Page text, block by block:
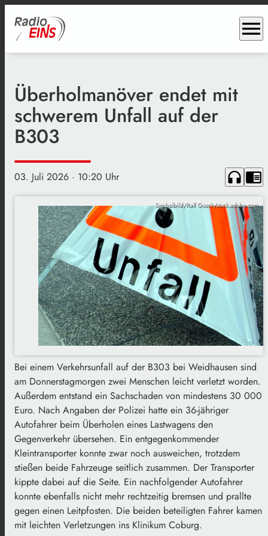
menu
Überholmanöver endet mit
schwerem Unfall auf der
B303
03. Juli 2026 · 10:20 Uhr headphones chrome_reader_mode
Symbolbild/Ralf Gosch/stock.adobe.com
Bei einem Verkehrsunfall auf der B303 bei Weidhausen sind
am Donnerstagmorgen zwei Menschen leicht verletzt worden.
Außerdem entstand ein Sachschaden von mindestens 30 000
Euro. Nach Angaben der Polizei hatte ein 36-jähriger
Autofahrer beim Überholen eines Lastwagens den
Gegenverkehr übersehen. Ein entgegenkommender
Kleintransporter konnte zwar noch ausweichen, trotzdem
stießen beide Fahrzeuge seitlich zusammen. Der Transporter
kippte dabei auf die Seite. Ein nachfolgender Autofahrer
konnte ebenfalls nicht mehr rechtzeitig bremsen und prallte
gegen einen Leitpfosten. Die beiden beteiligten Fahrer kamen
mit leichten Verletzungen ins Klinikum Coburg.